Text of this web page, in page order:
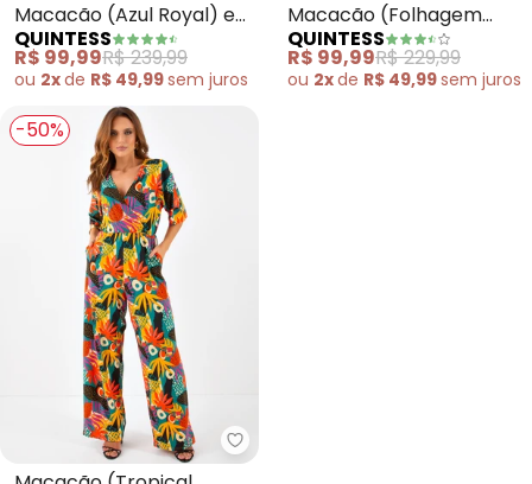
Macacão (Azul Royal) em
Viscose Plana
QUINTESS
R$ 99,99R$ 239,99
ou 2xde R$ 49,99sem juros
Macacão (Folhagem
Preta) em Crepe Plano
QUINTESS
R$ 99,99R$ 229,99
ou 2xde R$ 49,99sem juros
-50%
Quintess - Macacão (Tropical